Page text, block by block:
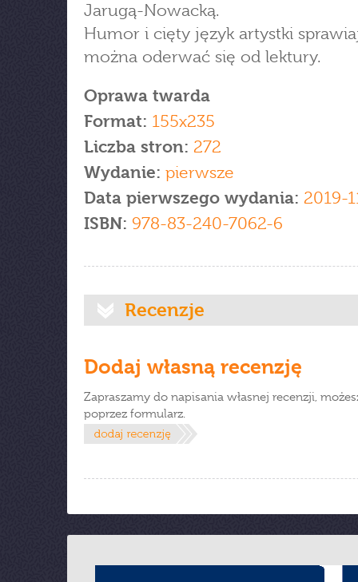
Jarugą-Nowacką.
Humor i cięty język artystki
można oderwać się od lektury.
Oprawa twarda
Format: 155x235
Liczba stron: 272
Wydanie: pierwsze
Data pierwszego wydania: 2019-
ISBN: 978-83-240-7062-6
Recenzje
Dodaj własną recenzję
Zapraszamy do napisania własnej recenzji,
poprzez formularz.